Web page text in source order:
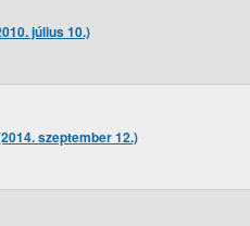
július 10.)
szeptember 12.)